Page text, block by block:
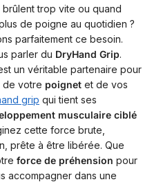
trop vite ou quand
de poigne au quotidien ?
parfaitement ce besoin.
parler du DryHand Grip.
un véritable partenaire pour
, de votre poignet et de vos
grip qui tient ses
musculaire ciblé
cette force brute,
prête à être libérée. Que
force de préhension pour
accompagner dans une